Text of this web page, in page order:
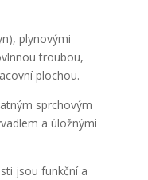
plynovými
troubou,
plochou.
sprchovým
a úložnými
jsou funkční a